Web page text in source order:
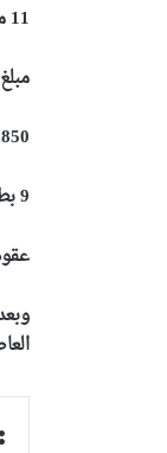
11 مركبة مسروقة
مبلغ
850 أورو
9 بطاقات رمادية مزورة